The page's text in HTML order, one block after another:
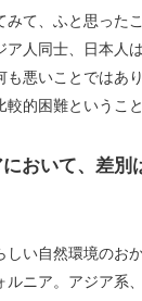
みて、ふと思った
ア人同士、日本人
も悪いことではあ
的困難ということ
おいて、差別
しい自然環境のお
ルニア。アジア系